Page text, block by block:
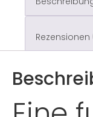
Rezensionen